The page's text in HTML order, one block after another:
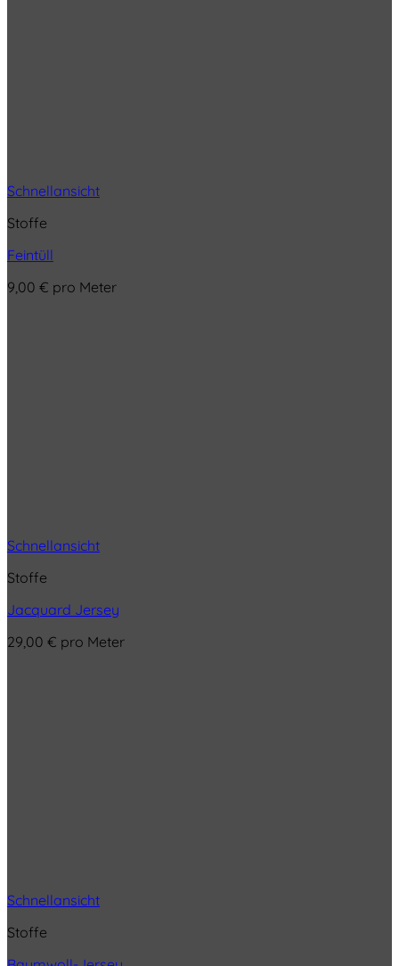
Schnellansicht
Stoffe
Feintüll
9,00 € pro Meter
Schnellansicht
Stoffe
Jacquard Jersey
29,00 € pro Meter
Schnellansicht
Stoffe